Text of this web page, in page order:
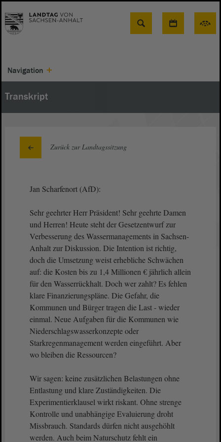
Suche
Navigation
Transkript
Zurück zur Landtagssitzung
Jan Scharfenort (AfD):
Sehr geehrter Herr Präsident! Sehr geehrte Damen
und Herren! Heute steht der Gesetzentwurf zur
Verbesserung des Wassermanagements in Sachsen-
Anhalt zur Diskussion. Die Intention ist richtig,
doch die Umsetzung weist erhebliche Schwächen
auf: die Kosten bis zu 1,4 Millionen € jährlich allein
für den Wasserrückhalt. Doch wer zahlt? Es fehlen
klare Finanzierungspläne. Die Gefahr, die
Kommunen und Bürger tragen die Last - wieder
einmal. Neue Aufgaben für die Kommunen wie
Niederschlagswasserkonzepte oder
Starkregenmanagement werden eingeführt. Aber
wo bleiben die Ressourcen?
Wir sagen: keine zusätzlichen Belastungen ohne
Entlastung und klare Zuständigkeiten. Die
Experimentierklausel wirkt riskant. Ohne strenge
Kontrolle und unabhängige Evaluierung droht
Missbrauch. Standards dürfen nicht ausgehöhlt
werden. Auch beim Naturschutz fehlt ein